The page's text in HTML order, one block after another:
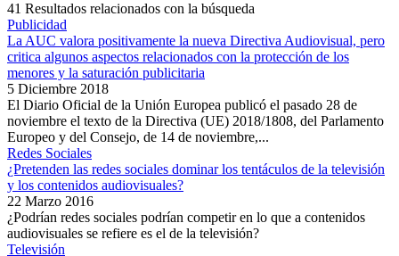
41 Resultados relacionados con la búsqueda
Publicidad
La AUC valora positivamente la nueva Directiva Audiovisual, pero
critica algunos aspectos relacionados con la protección de los
menores y la saturación publicitaria
5 Diciembre 2018
El Diario Oficial de la Unión Europea publicó el pasado 28 de
noviembre el texto de la Directiva (UE) 2018/1808, del Parlamento
Europeo y del Consejo, de 14 de noviembre,...
Redes Sociales
¿Pretenden las redes sociales dominar los tentáculos de la televisión
y los contenidos audiovisuales?
22 Marzo 2016
¿Podrían redes sociales podrían competir en lo que a contenidos
audiovisuales se refiere es el de la televisión?
Televisión